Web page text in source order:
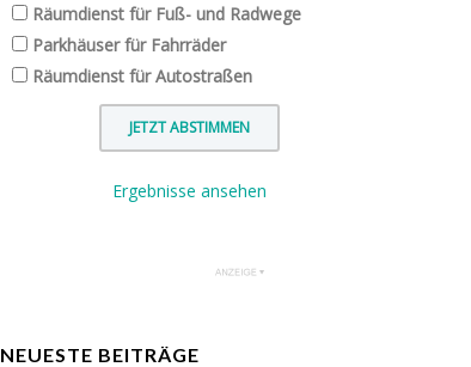
Räumdienst für Fuß- und Radwege
Parkhäuser für Fahrräder
Räumdienst für Autostraßen
Ergebnisse ansehen
NEUESTE BEITRÄGE